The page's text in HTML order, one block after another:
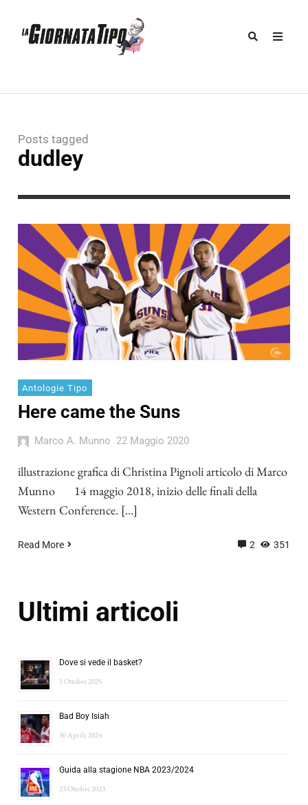
Posts tagged
dudley
Antologie Tipo
Here came the Suns
Marco A. Munno 22 Maggio 2020
illustrazione grafica di Christina Pignoli articolo di Marco
Munno 14 maggio 2018, inizio delle finali della
Western Conference. […]
Read More 2 351
Ultimi articoli
Dove si vede il basket?
1 Ottobre 2025
Bad Boy Isiah
30 Aprile 2024
Guida alla stagione NBA 2023/2024
23 Ottobre 2023